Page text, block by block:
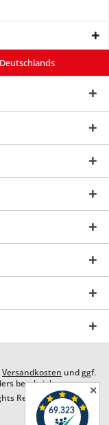
Versandkosten und ggf.
beschrieben
Reserved. Design by
✕